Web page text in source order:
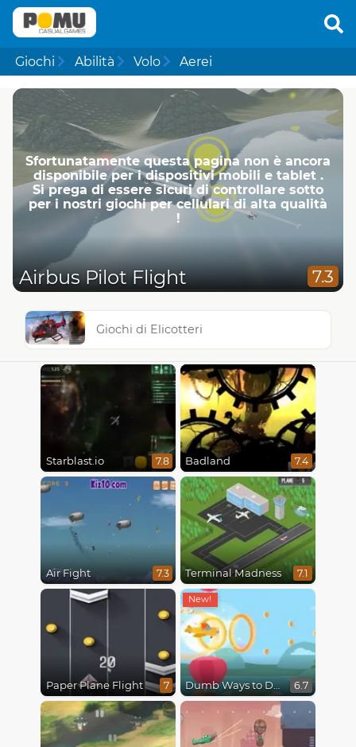
Giochi Abilità Volo Aerei
Sfortunatamente questa pagina non è ancora
disponibile per i dispositivi mobili e tablet .
Si prega di essere sicuri di controllare sotto
per i nostri giochi per cellulari di alta qualità
!
Airbus Pilot Flight 7.3
Giochi di Elicotteri
Starblast.io 7.8 Badland 7.4
Air Fight 7.3 Terminal Madness 7.1
Paper Plane Flight 7 Dumb Ways to Die 3: World Tour 6.7